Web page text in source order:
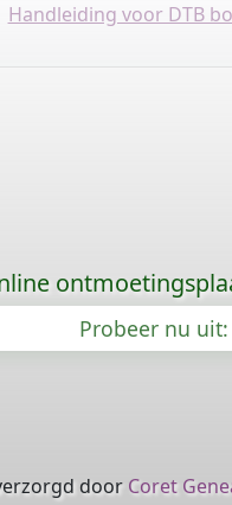
Handleiding voor DTB
Probeer nu
door Coret